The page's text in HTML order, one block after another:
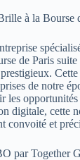
à la Bourse
de Paris
de notre
les opportunités
digitale, cette
convoité et
par Together